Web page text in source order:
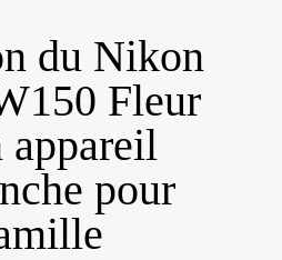
du Nikon
Fleur
appareil
pour